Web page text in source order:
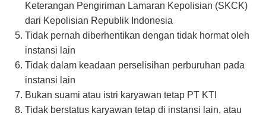
Keterangan Pengiriman Lamaran Kepolisian (SKCK)
dari Kepolisian Republik Indonesia
Tidak pernah diberhentikan dengan tidak hormat oleh
instansi lain
Tidak dalam keadaan perselisihan perburuhan pada
instansi lain
Bukan suami atau istri karyawan tetap PT KTI
Tidak berstatus karyawan tetap di instansi lain, atau